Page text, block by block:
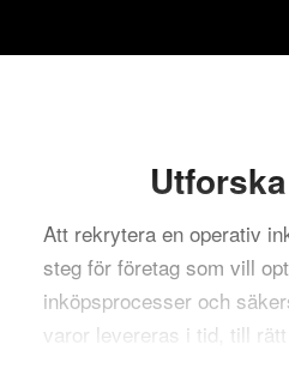
Att rekrytera en operativ
steg för företag som vill
inköpsprocesser och
varor levereras i tid, till